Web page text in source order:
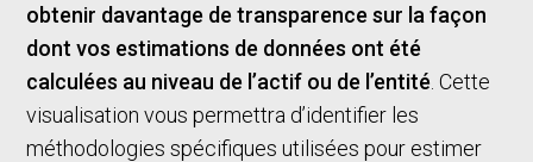
obtenir davantage de transparence sur la façon
dont vos estimations de données ont été
calculées au niveau de l’actif ou de l’entité . Cette
visualisation vous permettra d’identifier les
méthodologies spécifiques utilisées pour estimer